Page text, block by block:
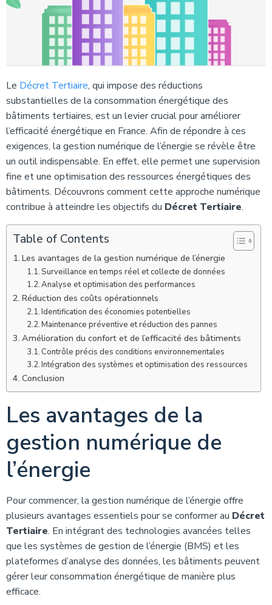
Le Décret Tertiaire, qui impose des réductions
substantielles de la consommation énergétique des
bâtiments tertiaires, est un levier crucial pour améliorer
l’efficacité énergétique en France. Afin de répondre à ces
exigences, la gestion numérique de l’énergie se révèle être
un outil indispensable. En effet, elle permet une supervision
fine et une optimisation des ressources énergétiques des
bâtiments. Découvrons comment cette approche numérique
contribue à atteindre les objectifs du Décret Tertiaire.
Table of Contents
Les avantages de la gestion numérique de l’énergie
Surveillance en temps réel et collecte de données
Analyse et optimisation des performances
Réduction des coûts opérationnels
Identification des économies potentielles
Maintenance préventive et réduction des pannes
Amélioration du confort et de l’efficacité des bâtiments
Contrôle précis des conditions environnementales
Intégration des systèmes et optimisation des ressources
Conclusion
Les avantages de la
gestion numérique de
l’énergie
Pour commencer, la gestion numérique de l’énergie offre
plusieurs avantages essentiels pour se conformer au Décret
Tertiaire. En intégrant des technologies avancées telles
que les systèmes de gestion de l’énergie (BMS) et les
plateformes d’analyse des données, les bâtiments peuvent
gérer leur consommation énergétique de manière plus
efficace.